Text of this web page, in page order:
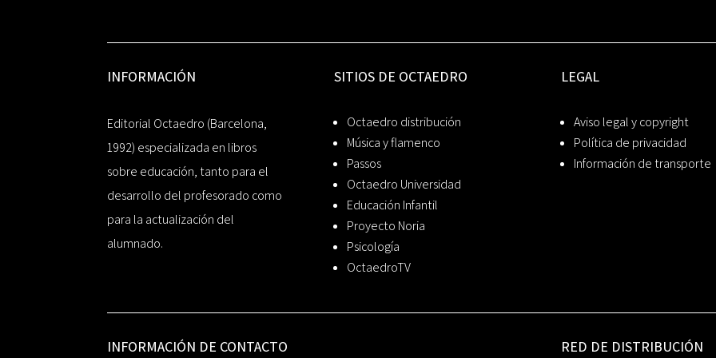
INFORMACIÓN
Editorial Octaedro (Barcelona,
1992) especializada en libros
sobre educación, tanto para el
desarrollo del profesorado como
para la actualización del
alumnado.
SITIOS DE OCTAEDRO
Octaedro distribución
Música y flamenco
Passos
Octaedro Universidad
Educación Infantil
Proyecto Noria
Psicología
OctaedroTV
LEGAL
Aviso legal y copyright
Política de privacidad
Información de transporte
INFORMACIÓN DE CONTACTO RED DE DISTRIBUCIÓN